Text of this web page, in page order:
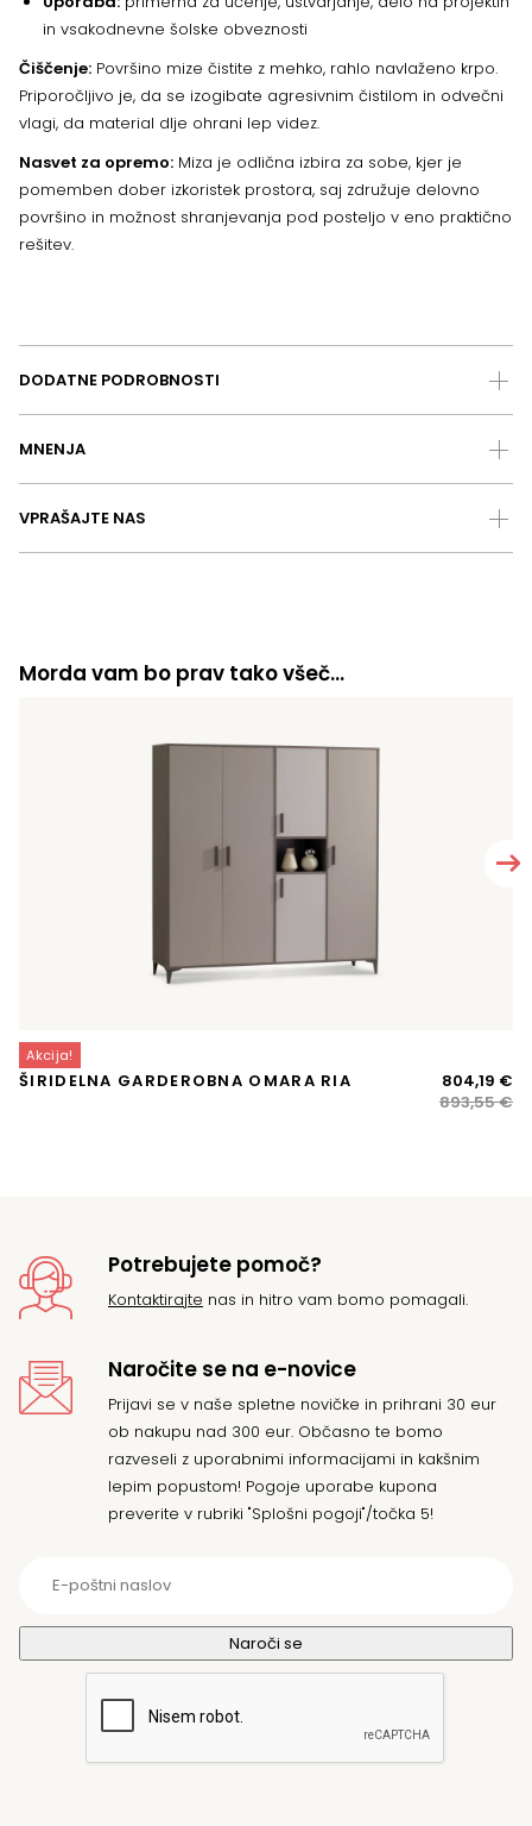
in vsakodnevne šolske obveznosti
Čiščenje: Površino mize čistite z mehko, rahlo navlaženo krpo.
Priporočljivo je, da se izogibate agresivnim čistilom in odvečni
vlagi, da material dlje ohrani lep videz.
Nasvet za opremo: Miza je odlična izbira za sobe, kjer je
pomemben dober izkoristek prostora, saj združuje delovno
površino in možnost shranjevanja pod posteljo v eno praktično
rešitev.
DODATNE PODROBNOSTI
MNENJA
VPRAŠAJTE NAS
Morda vam bo prav tako všeč…
Akcija!
ŠIRIDELNA GARDEROBNA OMARA RIA
893,55€
804,19 €
Potrebujete pomoč?
Kontaktirajte nas in hitro vam bomo pomagali.
Naročite se na e-novice
Prijavi se v naše spletne novičke in prihrani 30 eur
ob nakupu nad 300 eur. Občasno te bomo
razveseli z uporabnimi informacijami in kakšnim
lepim popustom! Pogoje uporabe kupona
preverite v rubriki "Splošni pogoji"/točka 5!